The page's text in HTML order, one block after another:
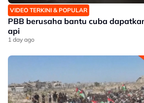
VIDEO TERKINI & POPULAR
PBB berusaha bantu cuba
api
1 day ago